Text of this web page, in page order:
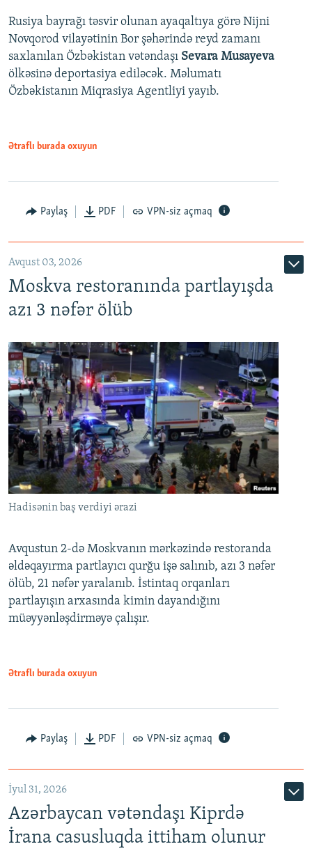
Rusiya bayrağı təsvir olunan ayaqaltıya görə Nijni
Novqorod vilayətinin Bor şəhərində reyd zamanı
saxlanılan Özbəkistan vətəndaşı Sevara Musayeva
ölkəsinə deportasiya ediləcək. Məlumatı
Özbəkistanın Miqrasiya Agentliyi yayıb.
Ətraflı burada oxuyun
Paylaş PDF VPN-siz açmaq
Avqust 03, 2026
Moskva restoranında partlayışda
azı 3 nəfər ölüb
Hadisənin baş verdiyi ərazi
Avqustun 2-də Moskvanın mərkəzində restoranda
əldəqayırma partlayıcı qurğu işə salınıb, azı 3 nəfər
ölüb, 21 nəfər yaralanıb. İstintaq orqanları
partlayışın arxasında kimin dayandığını
müəyyənləşdirməyə çalışır.
Ətraflı burada oxuyun
Paylaş PDF VPN-siz açmaq
İyul 31, 2026
Azərbaycan vətəndaşı Kiprdə
İrana casusluqda ittiham olunur